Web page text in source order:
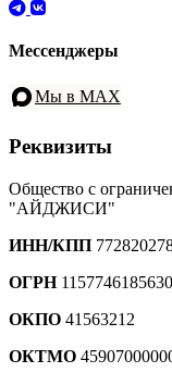
Мессенджеры
Мы в MAX
Реквизиты
Общество с
"АЙДЖИСИ"
ИНН/КПП
ОГРН1157746185630
ОКПО 41563212
ОКТМО